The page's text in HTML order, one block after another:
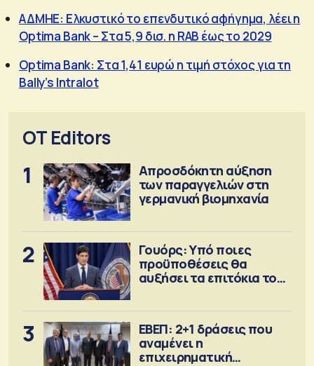
ΑΔΜΗΕ: Ελκυστικό το επενδυτικό αφήγημα, λέει η
Optima Bank – Στα 5,9 δισ. η RAB έως το 2029
Optima Bank: Στα 1,41 ευρώ η τιμή στόχος για τη
Bally’s Intralot
OT Editors
1
Απροσδόκητη αύξηση
των παραγγελιών στη
γερμανική βιομηχανία
2
Γουόρς: Υπό ποιες
προϋποθέσεις θα
αυξήσει τα επιτόκια τον
3
ΕΒΕΠ: 2+1 δράσεις που
αναμένει η
επιχειρηματική